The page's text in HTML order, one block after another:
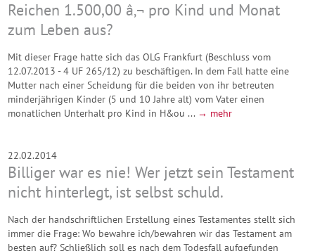
Reichen 1.500,00 â‚¬ pro Kind und Monat
zum Leben aus?
Mit dieser Frage hatte sich das OLG Frankfurt (Beschluss vom
12.07.2013 - 4 UF 265/12) zu beschäftigen. In dem Fall hatte eine
Mutter nach einer Scheidung für die beiden von ihr betreuten
minderjährigen Kinder (5 und 10 Jahre alt) vom Vater einen
monatlichen Unterhalt pro Kind in H&ou ... → mehr
22.02.2014
Billiger war es nie! Wer jetzt sein Testament
nicht hinterlegt, ist selbst schuld.
Nach der handschriftlichen Erstellung eines Testamentes stellt sich
immer die Frage: Wo bewahre ich/bewahren wir das Testament am
besten auf? Schließlich soll es nach dem Todesfall aufgefunden